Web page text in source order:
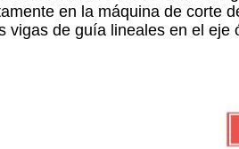
en la máquina de corte
vigas de guía lineales en el